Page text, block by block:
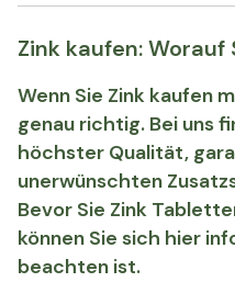
Zink kaufen:
Wenn Sie Zink kaufen
genau richtig. Bei uns
höchster Qualität,
unerwünschten
Bevor Sie Zink
können Sie sich hier
beachten ist.